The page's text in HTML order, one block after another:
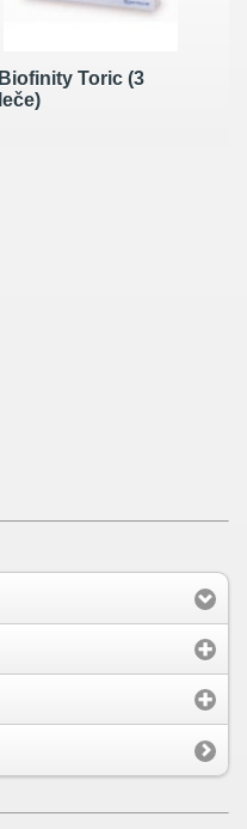
Biofinity Toric (3
leče)